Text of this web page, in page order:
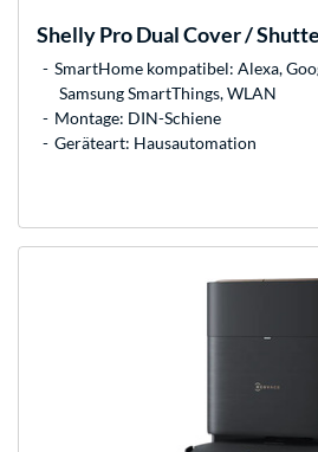
ShellyPro Dual Cover /
SmartHome kompatibel: Alexa,
Samsung SmartThings, WLAN
Montage: DIN-Schiene
Geräteart: Hausautomation